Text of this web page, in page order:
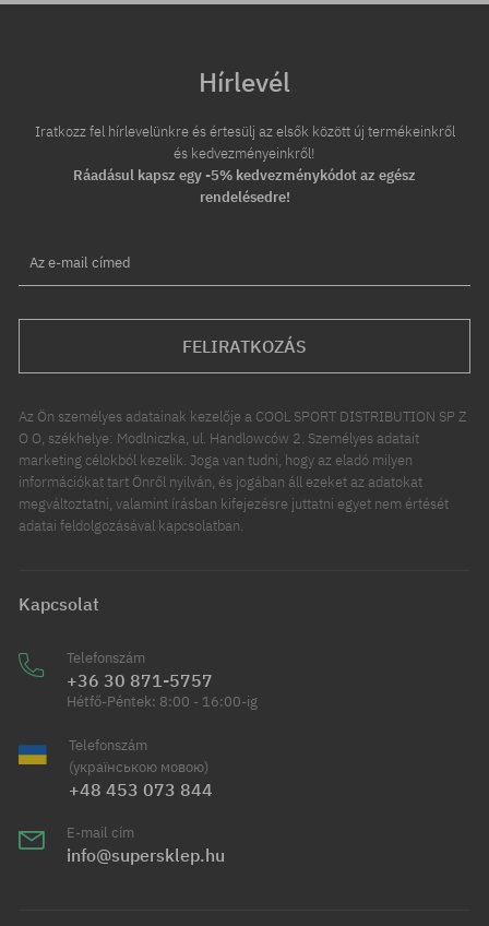
Hírlevél
Iratkozz fel hírlevelünkre és értesülj az elsők között új termékeinkről
és kedvezményeinkről!
Ráadásul kapsz egy -5% kedvezménykódot az egész
rendelésedre!
Az e-mail címed
FELIRATKOZÁS
Az Ön személyes adatainak kezelője a COOL SPORT DISTRIBUTION SP Z
O O, székhelye: Modlniczka, ul. Handlowców 2. Személyes adatait
marketing célokból kezelik. Joga van tudni, hogy az eladó milyen
információkat tart Önről nyilván, és jogában áll ezeket az adatokat
megváltoztatni, valamint írásban kifejezésre juttatni egyet nem értését
adatai feldolgozásával kapcsolatban.
Kapcsolat
Telefonszám
+36 30 871-5757
Hétfő-Péntek: 8:00 - 16:00-ig
Telefonszám
(українською мовою)
+48 453 073 844
E-mail cím
info@supersklep.hu